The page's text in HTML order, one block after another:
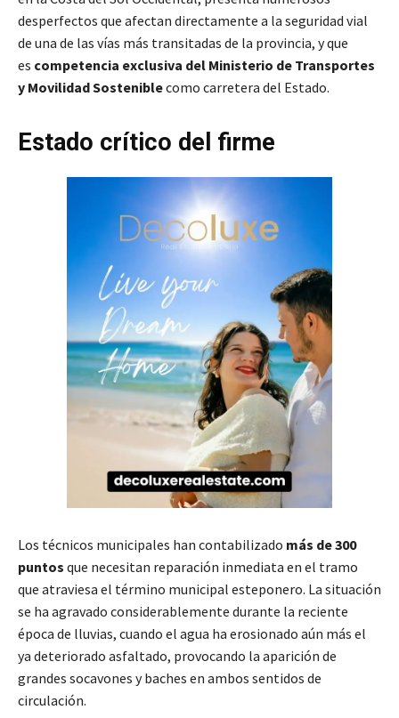
desperfectos que afectan directamente a la seguridad vial
de una de las vías más transitadas de la provincia, y que
es competencia exclusiva del Ministerio de Transportes
y Movilidad Sosteniblecomo carretera del Estado.
Estado crítico del firme
Los técnicos municipales han contabilizado más de 300
puntos que necesitan reparación inmediata en el tramo
que atraviesa el término municipal esteponero. La situación
se ha agravado considerablemente durante la reciente
época de lluvias, cuando el agua ha erosionado aún más el
ya deteriorado asfaltado, provocando la aparición de
grandes socavones y baches en ambos sentidos de
circulación.